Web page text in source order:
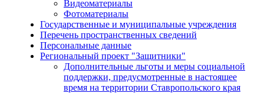
Видеоматериалы
Фотоматериалы
Государственные и муниципальные учреждения
Перечень пространственных сведений
Персональные данные
Региональный проект "Защитники"
Дополнительные льготы и меры социальной
поддержки, предусмотренные в настоящее
время на территории Ставропольского края